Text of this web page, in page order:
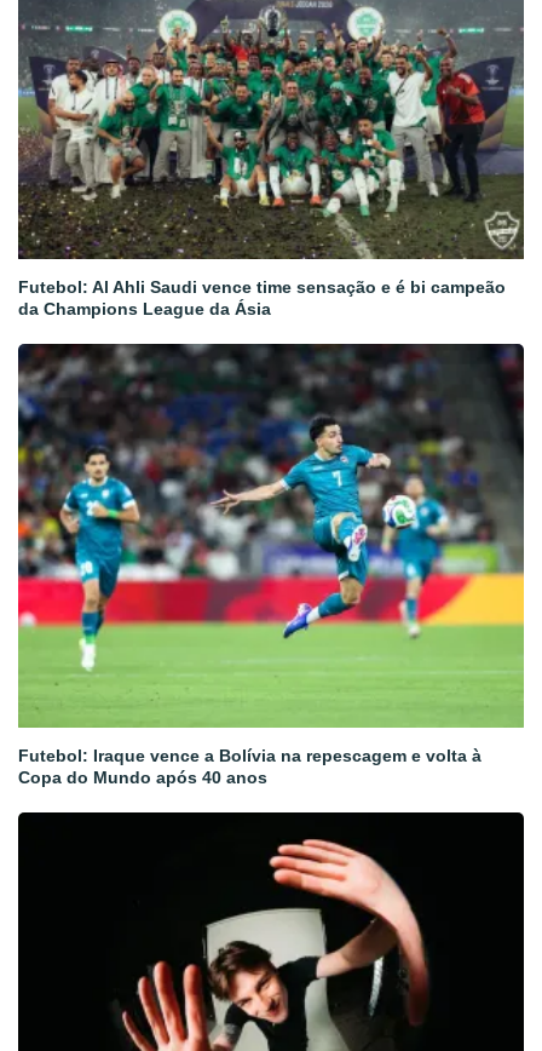
Futebol: Al Ahli Saudi vence time sensação e é bi campeão
da Champions League da Ásia
Futebol: Iraque vence a Bolívia na repescagem e volta à
Copa do Mundo após 40 anos